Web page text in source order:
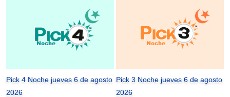
Pick 4 Noche jueves 6 de agosto
2026
Pick 3 Noche jueves 6 de agosto
2026